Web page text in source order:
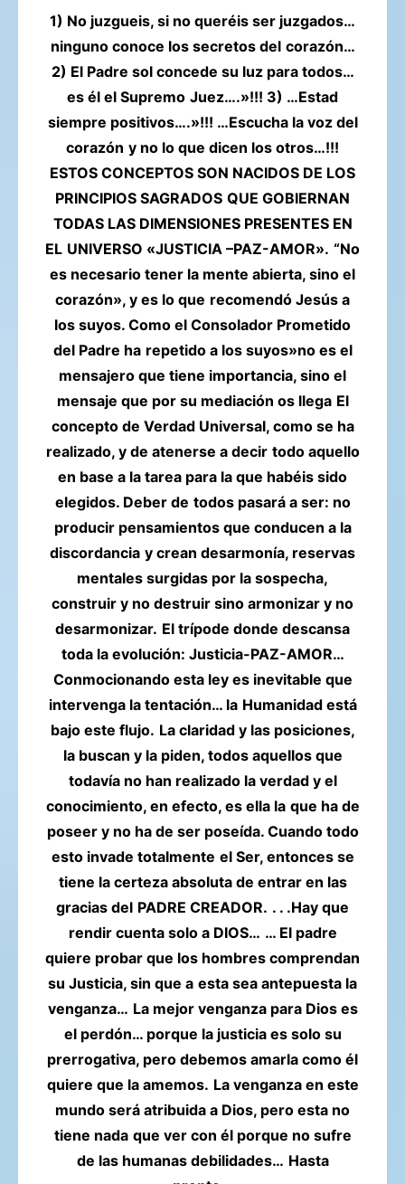
1) No juzgueis, si no queréis ser juzgados…
ninguno conoce los secretos del corazón…
2) El Padre sol concede su luz para todos…
es él el Supremo Juez….»!!! 3) …Estad
siempre positivos….»!!! …Escucha la voz del
corazón y no lo que dicen los otros…!!!
ESTOS CONCEPTOS SON NACIDOS DE LOS
PRINCIPIOS SAGRADOS QUE GOBIERNAN
TODAS LAS DIMENSIONES PRESENTES EN
EL UNIVERSO «JUSTICIA –PAZ-AMOR». “No
es necesario tener la mente abierta, sino el
corazón», y es lo que recomendó Jesús a
los suyos. Como el Consolador Prometido
del Padre ha repetido a los suyos»no es el
mensajero que tiene importancia, sino el
mensaje que por su mediación os llega El
concepto de Verdad Universal, como se ha
realizado, y de atenerse a decir todo aquello
en base a la tarea para la que habéis sido
elegidos. Deber de todos pasará a ser: no
producir pensamientos que conducen a la
discordancia y crean desarmonía, reservas
mentales surgidas por la sospecha,
construir y no destruir sino armonizar y no
desarmonizar. El trípode donde descansa
toda la evolución: Justicia-PAZ-AMOR…
Conmocionando esta ley es inevitable que
intervenga la tentación… la Humanidad está
bajo este flujo. La claridad y las posiciones,
la buscan y la piden, todos aquellos que
todavía no han realizado la verdad y el
conocimiento, en efecto, es ella la que ha de
poseer y no ha de ser poseída. Cuando todo
esto invade totalmente el Ser, entonces se
tiene la certeza absoluta de entrar en las
gracias del PADRE CREADOR. . . .Hay que
rendir cuenta solo a DIOS… … El padre
quiere probar que los hombres comprendan
su Justicia, sin que a esta sea antepuesta la
venganza… La mejor venganza para Dios es
el perdón… porque la justicia es solo su
prerrogativa, pero debemos amarla como él
quiere que la amemos. La venganza en este
mundo será atribuida a Dios, pero esta no
tiene nada que ver con él porque no sufre
de las humanas debilidades… Hasta